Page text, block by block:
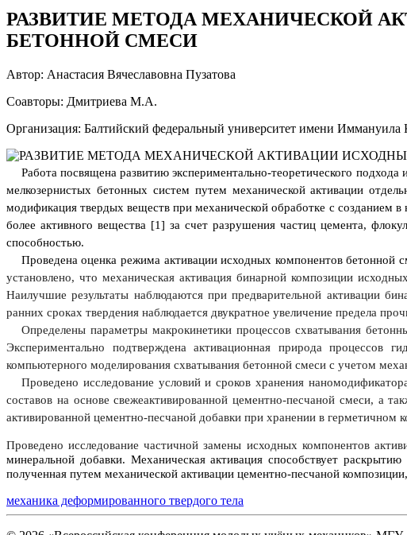
РАЗВИТИЕ МЕТОДА МЕХАНИЧЕСКОЙ
БЕТОННОЙ СМЕСИ
Автор: Анастасия Вячеславовна Пузатова
Соавторы: Дмитриева М.А.
Организация: Балтийский федеральный университет имени Иммануила
Работа посвящена развитиюэкспериментально-теоретического
мелкозернистых бетонных систем путем механической активации
модификация твердых веществ при механической обработке с созданием
более активного вещества [1] за счет разрушения частиц цемента,
способностью.
Проведена оценка режима активации исходных компонентов
установлено, что механическая активация бинарной композиции
Наилучшие результаты наблюдаются при предварительной активации
ранних сроках твердения наблюдается двукратное увеличение предела
Определены параметры макрокинетики процессов схватывания
Экспериментально подтверждена активационная природа процессов
компьютерного моделирования схватывания бетонной смеси с учетом
Проведено исследование условий и сроков хранения
составов на основе свежеактивированной цементно-песчаной смеси, а
активированной цементно-песчаной добавки при хранении в герметичном
Проведено исследование частичной замены исходных компонентов
минеральной добавки. Механическая активация способствует
полученная путем механической активации цементно-песчаной
механика деформированного твердого тела